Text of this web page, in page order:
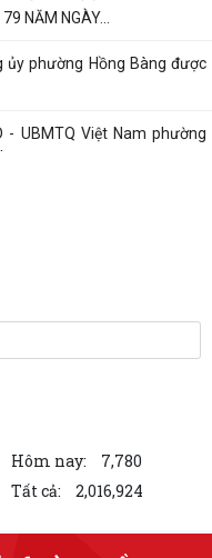
cao hiệu lực, hiệu quả hoạt
CHƯƠNG TRÌNH NÓI
NĂM NGÀY...
phường Hồng Bàng được
ĐƠN VỊ, DOANH NGHIỆP VÀ
TRI ÂN...
TẶNG QUÀ CÁC GIA ĐÌNH